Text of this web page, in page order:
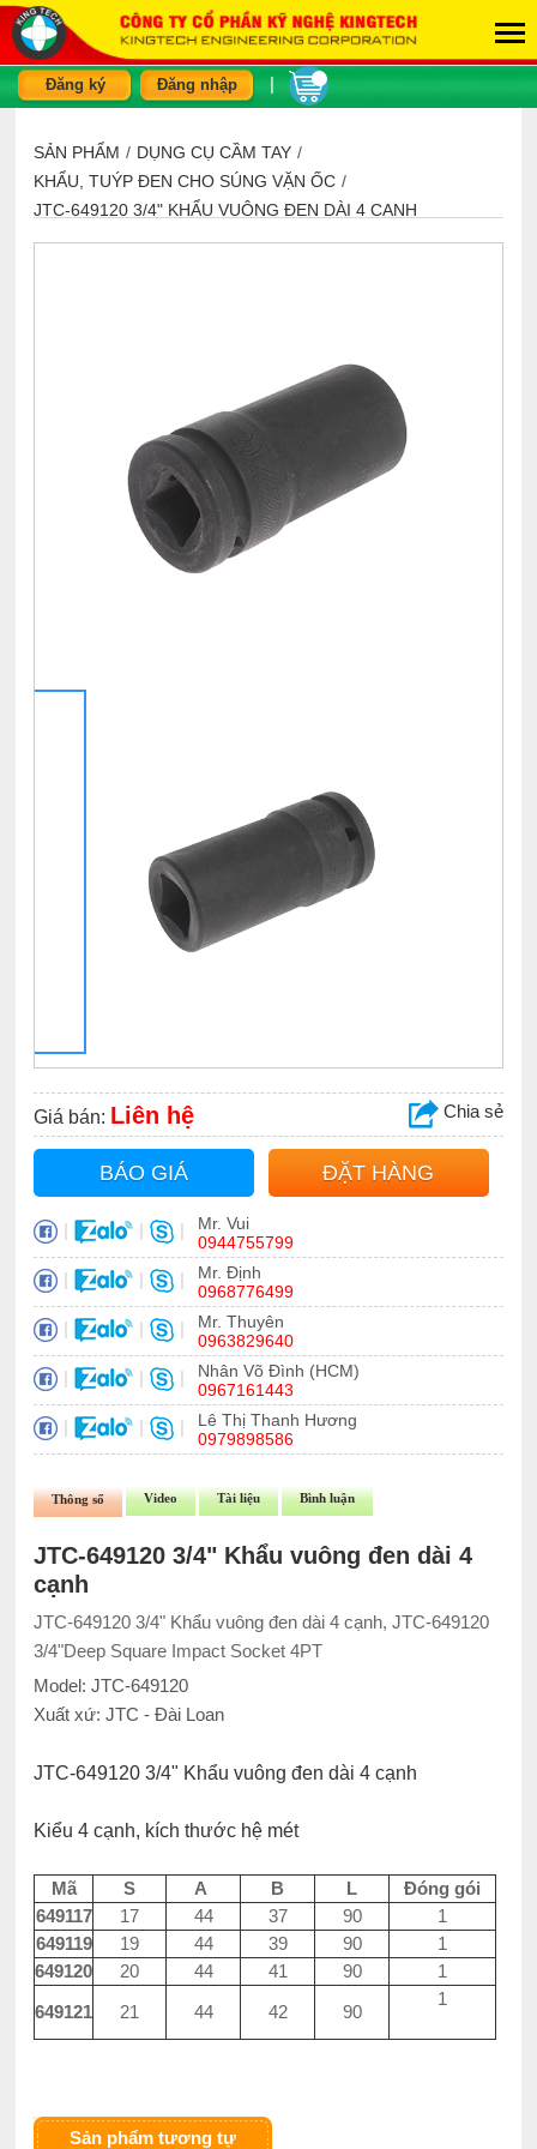
Đăng ký Đăng nhập
SẢN PHẨM / DỤNG CỤ CẦM TAY /
KHẨU, TUÝP ĐEN CHO SÚNG VẶN ỐC /
JTC-649120 3/4" KHẨU VUÔNG ĐEN DÀI 4 CẠNH
Giá bán: Liên hệ Chia sẻ
BÁO GIÁ ĐẶT HÀNG
| | |
Mr. Vui
0944755799
| | |
Mr. Định
0968776499
| | |
Mr. Thuyên
0963829640
| | |
Nhân Võ Đình (HCM)
0967161443
| | |
Lê Thị Thanh Hương
0979898586
Thông số Video Tài liệu Bình luận
JTC-649120 3/4" Khẩu vuông đen dài 4
cạnh
JTC-649120 3/4" Khẩu vuông đen dài 4 cạnh, JTC-649120
3/4"Deep Square Impact Socket 4PT
Model: JTC-649120
Xuất xứ: JTC - Đài Loan
JTC-649120 3/4" Khẩu vuông đen dài 4 cạnh
Kiểu 4 cạnh, kích thước hệ mét
Mã S A B L
Đóng gói
649117
17 44 37 90
1
649119
19 44 39 90
1
649120
20 44 41 90
1
649121
21 44 42 90
1
Sản phẩm tương tự